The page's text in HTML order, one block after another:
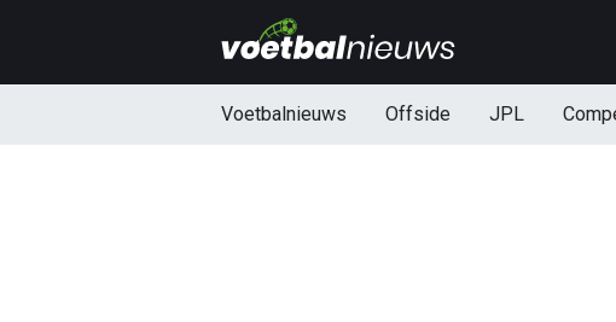
Voetbalnieuws Offside JPL